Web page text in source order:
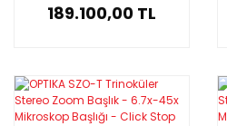
189.100,00 TL